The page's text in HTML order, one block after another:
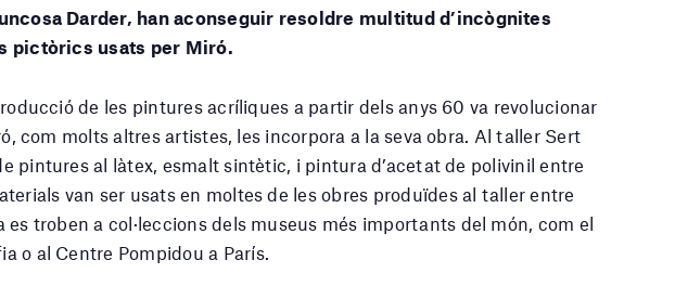
Darder, han aconseguir resoldre multitud d’incògnites
pictòrics usats per Miró.
de les pintures acríliques a partir dels anys 60 va revolucionar
com molts altres artistes, les incorpora a la seva obra. Al taller Sert
pintures al làtex, esmalt sintètic, i pintura d’acetat de polivinil entre
van ser usats en moltes de les obres produïdes al taller entre
es troben a col·leccions dels museus més importants del món, com el
o al Centre Pompidou a París.